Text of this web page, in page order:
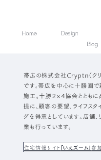
Home Design
Blog
帯広の株式会社Cryptn（ク
です。帯広を中心に十勝圏
施工。十勝２×４協会ととも
提に、顧客の要望、ライフス
グを得意としています。店舗、
業も行っています。
住宅情報サイト「いえズーム」参